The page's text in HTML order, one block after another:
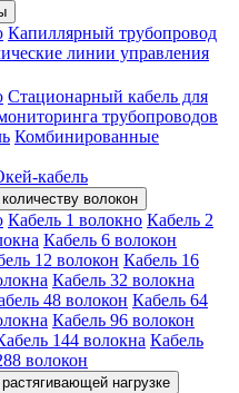
Капиллярный трубопровод
линии управления
Стационарный кабель для
трубопроводов
Комбинированные
кабель
волокон
Кабель 1 волокно Кабель 2
Кабель 6 волокон
12 волокон Кабель 16
Кабель 32 волокна
48 волокон Кабель 64
Кабель 96 волокон
144 волокна Кабель
волокон
нагрузке